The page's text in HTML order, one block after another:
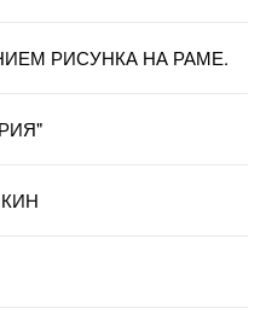
РИСУНКА НА РАМЕ.